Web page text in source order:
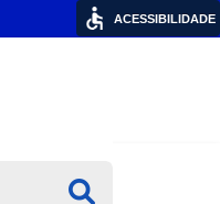
ACESSIBILIDADE